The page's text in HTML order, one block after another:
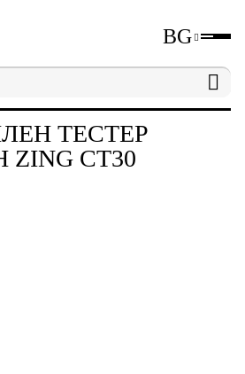
BG
Неразрушаващи
ТЕСТЕР
ZING CT30